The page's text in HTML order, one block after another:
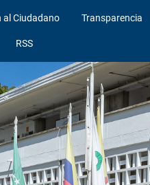
al Ciudadano Transparencia
RSS